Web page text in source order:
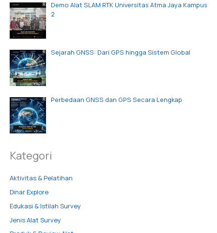
Demo Alat SLAM RTK Universitas Atma Jaya Kampus
2
Sejarah GNSS: Dari GPS hingga Sistem Global
Perbedaan GNSS dan GPS Secara Lengkap
Kategori
Aktivitas & Pelatihan
Dinar Explore
Edukasi & Istilah Survey
Jenis Alat Survey